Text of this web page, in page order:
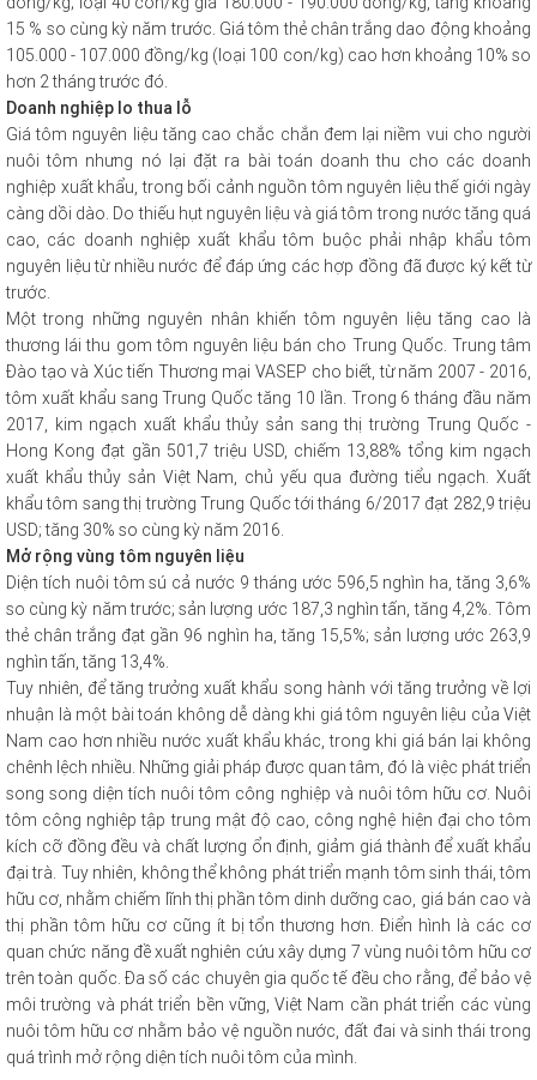
15 % so cùng kỳ năm trước. Giá tôm thẻ chân trắng dao động khoảng
105.000 - 107.000 đồng/kg (loại 100 con/kg) cao hơn khoảng 10% so
hơn 2 tháng trước đó.
Doanh nghiệp lo thua lỗ
Giá tôm nguyên liệu tăng cao chắc chắn đem lại niềm vui cho người
nuôi tôm nhưng nó lại đặt ra bài toán doanh thu cho các doanh
nghiệp xuất khẩu, trong bối cảnh nguồn tôm nguyên liệu thế giới ngày
càng dồi dào. Do thiếu hụt nguyên liệu và giá tôm trong nước tăng quá
cao, các doanh nghiệp xuất khẩu tôm buộc phải nhập khẩu tôm
nguyên liệu từ nhiều nước để đáp ứng các hợp đồng đã được ký kết từ
trước.
Một trong những nguyên nhân khiến tôm nguyên liệu tăng cao là
thương lái thu gom tôm nguyên liệu bán cho Trung Quốc. Trung tâm
Đào tạo và Xúc tiến Thương mại VASEP cho biết, từ năm 2007 - 2016,
tôm xuất khẩu sang Trung Quốc tăng 10 lần. Trong 6 tháng đầu năm
2017, kim ngạch xuất khẩu thủy sản sang thị trường Trung Quốc -
Hong Kong đạt gần 501,7 triệu USD, chiếm 13,88% tổng kim ngạch
xuất khẩu thủy sản Việt Nam, chủ yếu qua đường tiểu ngạch. Xuất
khẩu tôm sang thị trường Trung Quốc tới tháng 6/2017 đạt 282,9 triệu
USD; tăng 30% so cùng kỳ năm 2016.
Mở rộng vùng tôm nguyên liệu
Diện tích nuôi tôm sú cả nước 9 tháng ước 596,5 nghìn ha, tăng 3,6%
so cùng kỳ năm trước; sản lượng ước 187,3 nghìn tấn, tăng 4,2%. Tôm
thẻ chân trắng đạt gần 96 nghìn ha, tăng 15,5%; sản lượng ước 263,9
nghìn tấn, tăng 13,4%.
Tuy nhiên, để tăng trưởng xuất khẩu song hành với tăng trưởng về lợi
nhuận là một bài toán không dễ dàng khi giá tôm nguyên liệu của Việt
Nam cao hơn nhiều nước xuất khẩu khác, trong khi giá bán lại không
chênh lệch nhiều. Những giải pháp được quan tâm, đó là việc phát triển
song song diện tích nuôi tôm công nghiệp và nuôi tôm hữu cơ. Nuôi
tôm công nghiệp tập trung mật độ cao, công nghệ hiện đại cho tôm
kích cỡ đồng đều và chất lượng ổn định, giảm giá thành để xuất khẩu
đại trà. Tuy nhiên, không thể không phát triển mạnh tôm sinh thái, tôm
hữu cơ, nhằm chiếm lĩnh thị phần tôm dinh dưỡng cao, giá bán cao và
thị phần tôm hữu cơ cũng ít bị tổn thương hơn. Điển hình là các cơ
quan chức năng đề xuất nghiên cứu xây dựng 7 vùng nuôi tôm hữu cơ
trên toàn quốc. Đa số các chuyên gia quốc tế đều cho rằng, để bảo vệ
môi trường và phát triển bền vững, Việt Nam cần phát triển các vùng
nuôi tôm hữu cơ nhằm bảo vệ nguồn nước, đất đai và sinh thái trong
quá trình mở rộng diện tích nuôi tôm của mình.